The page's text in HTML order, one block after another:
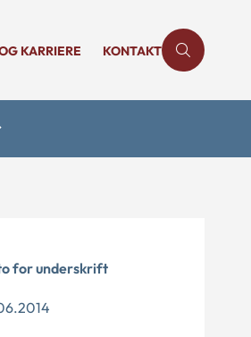
KARRIERE KONTAKT
for underskrift